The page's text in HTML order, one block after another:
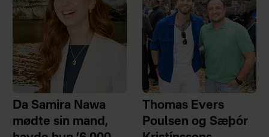
Da Samira Nawa
mødte sin mand,
Thomas Evers
Poulsen og Sæþór